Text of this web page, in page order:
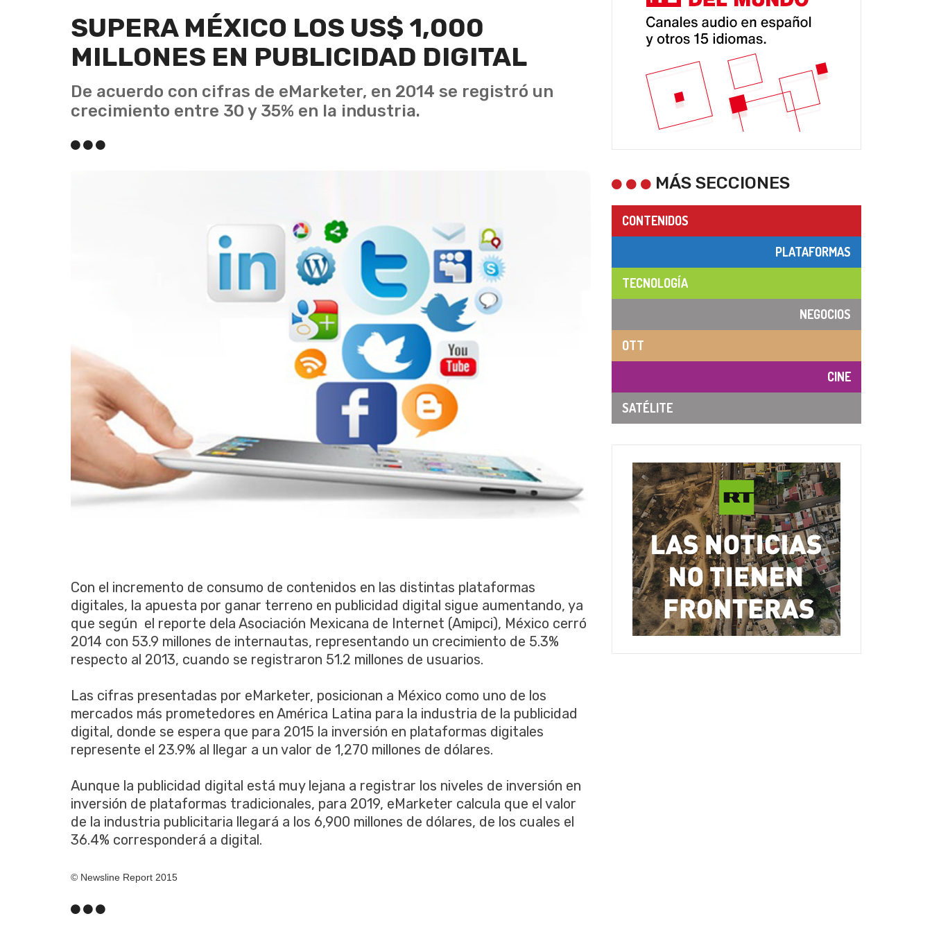
SUPERA MÉXICO LOS US$ 1,000
MILLONES EN PUBLICIDAD DIGITAL
De acuerdo con cifras de eMarketer, en 2014 se registró un
crecimiento entre 30 y 35% en la industria.
Con el incremento de consumo de contenidos en las distintas plataformas
digitales, la apuesta por ganar terreno en publicidad digital sigue aumentando, ya
que según el reporte dela Asociación Mexicana de Internet (Amipci), México cerró
2014 con 53.9 millones de internautas, representando un crecimiento de 5.3%
respecto al 2013, cuando se registraron 51.2 millones de usuarios.
Las cifras presentadas por eMarketer, posicionan a México como uno de los
mercados más prometedores en América Latina para la industria de la publicidad
digital, donde se espera que para 2015 la inversión en plataformas digitales
represente el 23.9% al llegar a un valor de 1,270 millones de dólares.
Aunque la publicidad digital está muy lejana a registrar los niveles de inversión en
inversión de plataformas tradicionales, para 2019, eMarketer calcula que el valor
de la industria publicitaria llegará a los 6,900 millones de dólares, de los cuales el
36.4% corresponderá a digital.
© Newsline Report 2015
MÁS SECCIONES
CONTENIDOS
PLATAFORMAS
TECNOLOGÍA
NEGOCIOS
OTT
CINE
SATÉLITE